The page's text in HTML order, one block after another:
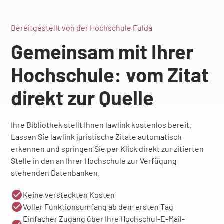
Bereitgestellt von der Hochschule Fulda
Gemeinsam mit Ihrer
Hochschule: vom Zitat
direkt zur Quelle
Ihre Bibliothek stellt Ihnen lawlink kostenlos bereit.
Lassen Sie lawlink juristische Zitate automatisch
erkennen und springen Sie per Klick direkt zur zitierten
Stelle in den an Ihrer Hochschule zur Verfügung
stehenden Datenbanken.
Keine versteckten Kosten
Voller Funktionsumfang ab dem ersten Tag
Einfacher Zugang über Ihre Hochschul-E-Mail-